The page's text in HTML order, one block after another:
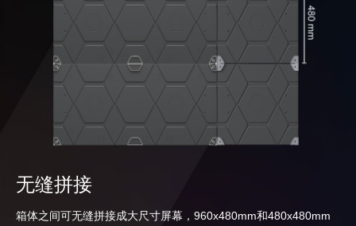
无缝拼接
箱体之间可无缝拼接成大尺寸屏幕，960x480mm和480x480mm